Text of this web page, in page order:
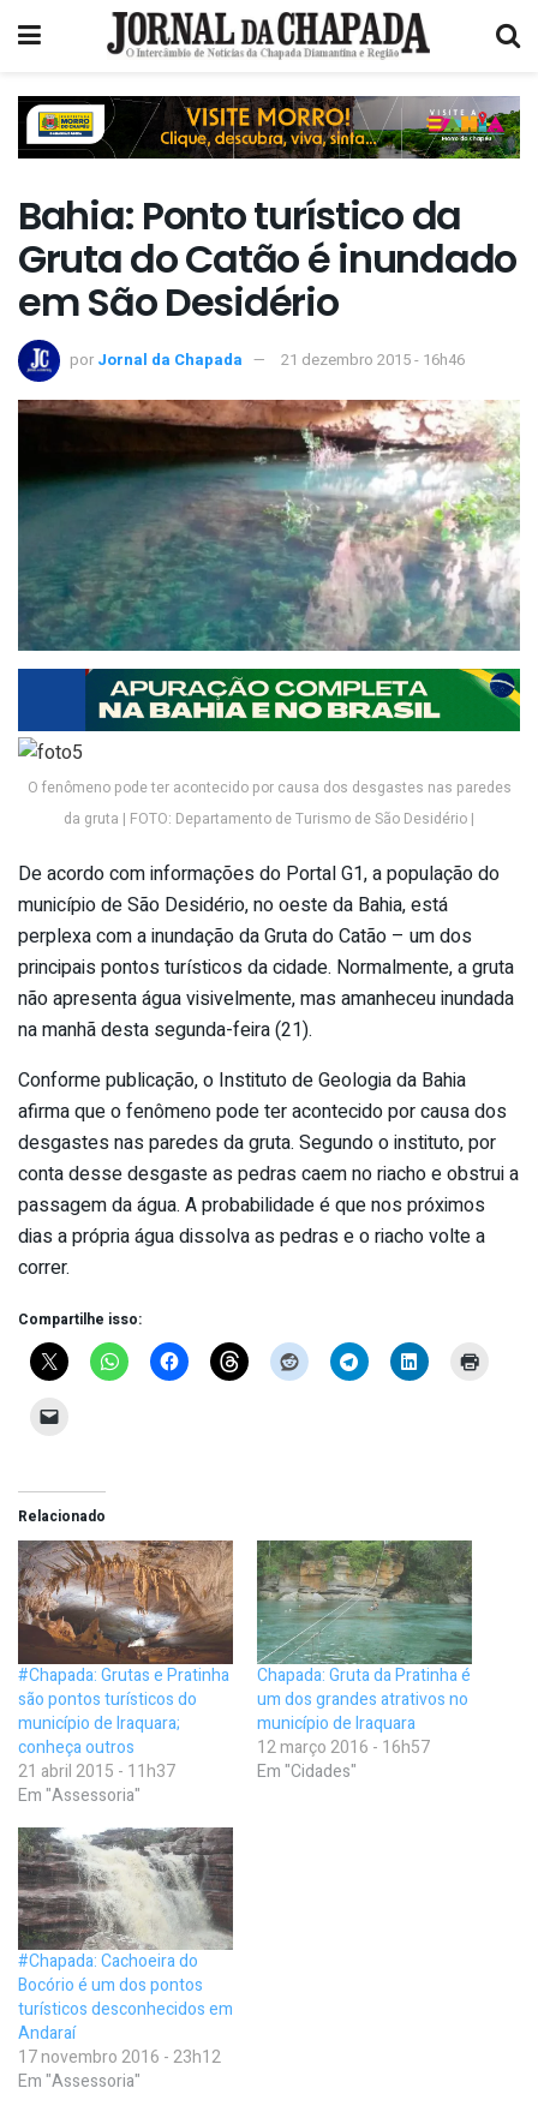
Bahia: Ponto turístico da
Gruta do Catão é inundado
em São Desidério
por Jornal da Chapada 21 dezembro 2015 - 16h46
O fenômeno pode ter acontecido por causa dos desgastes nas paredes
da gruta | FOTO: Departamento de Turismo de São Desidério |
De acordo com informações do Portal G1, a população do
município de São Desidério, no oeste da Bahia, está
perplexa com a inundação da Gruta do Catão – um dos
principais pontos turísticos da cidade. Normalmente, a gruta
não apresenta água visivelmente, mas amanheceu inundada
na manhã desta segunda-feira (21).
Conforme publicação, o Instituto de Geologia da Bahia
afirma que o fenômeno pode ter acontecido por causa dos
desgastes nas paredes da gruta. Segundo o instituto, por
conta desse desgaste as pedras caem no riacho e obstrui a
passagem da água. A probabilidade é que nos próximos
dias a própria água dissolva as pedras e o riacho volte a
correr.
Compartilhe isso:
Relacionado
#Chapada: Grutas e Pratinha
são pontos turísticos do
município de Iraquara;
conheça outros
21 abril 2015 - 11h37
Em "Assessoria"
Chapada: Gruta da Pratinha é
um dos grandes atrativos no
município de Iraquara
12 março 2016 - 16h57
Em "Cidades"
#Chapada: Cachoeira do
Bocório é um dos pontos
turísticos desconhecidos em
Andaraí
17 novembro 2016 - 23h12
Em "Assessoria"